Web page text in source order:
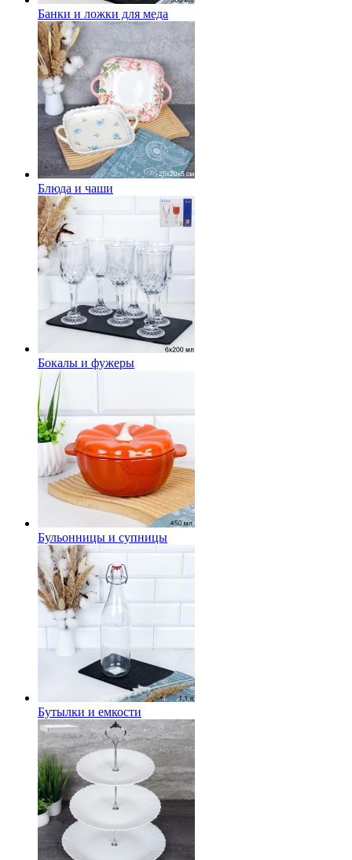
Банки и ложки для меда
Блюда и чаши
Бокалы и фужеры
Бульонницы и супницы
Бутылки и емкости